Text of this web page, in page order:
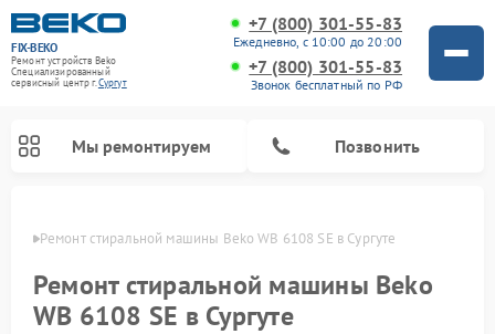
FIX-BEKO
Ремонт устройств Beko
Специализированный
cервисный центр г.Сургут
+7 (800) 301-55-83
Ежедневно, с 10:00 до 20:00
+7 (800) 301-55-83
Звонок бесплатный по РФ
Мы ремонтируем Позвонить
Ремонт стиральной машины Beko WB 6108 SE в Сургуте
Ремонт стиральной машины Beko
WB 6108 SE в Сургуте